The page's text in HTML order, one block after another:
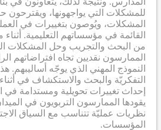
للمشكلات التي يواجهونها، ويقترحون
المشكلات، ويُوصون بتغييرات في
القائمة في مؤسساتهم التعليمية.
من البحث والتجريب وحل المشكلات
الممارسون نقديين تجاه افتراضاتهم
النموذج المهني الذي يوجّه أساليبهم.
التفكريّة والبحث والاستكشاف في
إحداث تغييرات تحويلية ومستدامة في
يقودها الممارسون التربويون في
نظريات عمليّة تتناسب مع السياق
المؤسسات.